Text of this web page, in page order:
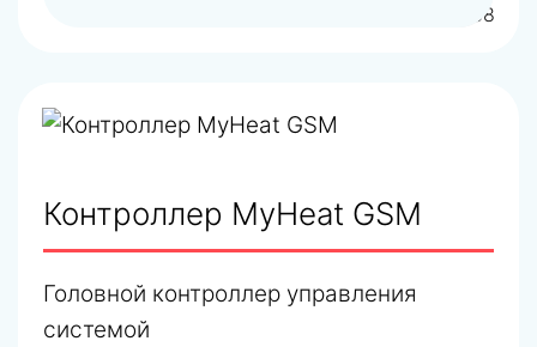
арт.6288
Контроллер MyHeat GSM
Головной контроллер управления
системой